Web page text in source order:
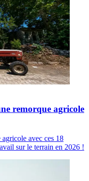
remorque agricole
avec ces 18
sur le terrain en 2026 !